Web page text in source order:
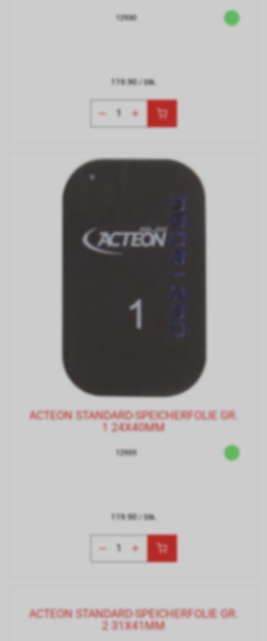
12930
119.90/ Stk.
ACTEON STANDARD-SPEICHERFOLIE GR.
1 24X40MM
12935
119.90/ Stk.
ACTEON STANDARD-SPEICHERFOLIE GR.
2 31X41MM